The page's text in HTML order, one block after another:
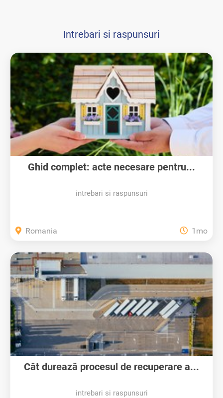
Intrebari si raspunsuri
Ghid complet: acte necesare pentru...
intrebari si raspunsuri
Romania 1mo
Cât durează procesul de recuperare a...
intrebari si raspunsuri